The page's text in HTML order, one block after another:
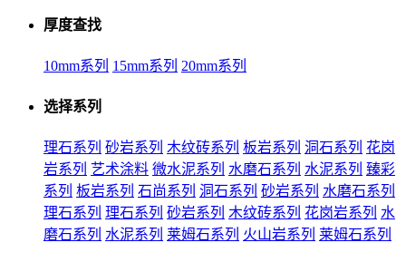
厚度查找
10mm系列 15mm系列 20mm系列
选择系列
理石系列 砂岩系列 木纹砖系列 板岩系列 洞石系列 花岗
岩系列 艺术涂料 微水泥系列 水磨石系列 水泥系列 臻彩
系列 板岩系列 石尚系列 洞石系列 砂岩系列 水磨石系列
理石系列 理石系列 砂岩系列 木纹砖系列 花岗岩系列 水
磨石系列 水泥系列 莱姆石系列 火山岩系列 莱姆石系列